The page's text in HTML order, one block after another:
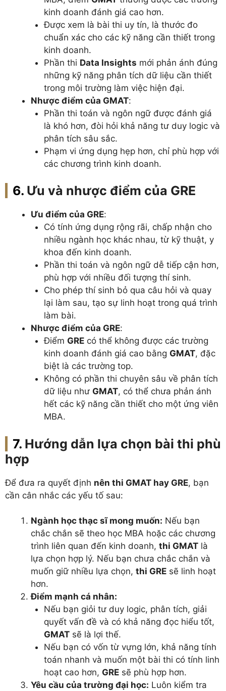
kinh doanh đánh giá cao hơn.
Được xem là bài thi uy tín, là thước đo
chuẩn xác cho các kỹ năng cần thiết trong
kinh doanh.
Phần thi Data Insights mới phản ánh đúng
những kỹ năng phân tích dữ liệu cần thiết
trong môi trường làm việc hiện đại.
Nhược điểm của GMAT:
Phần thi toán và ngôn ngữ được đánh giá
là khó hơn, đòi hỏi khả năng tư duy logic và
phân tích sâu sắc.
Phạm vi ứng dụng hẹp hơn, chỉ phù hợp với
các chương trình kinh doanh.
Ưu và nhược điểm của GRE
Ưu điểm của GRE:
Có tính ứng dụng rộng rãi, chấp nhận cho
nhiều ngành học khác nhau, từ kỹ thuật, y
khoa đến kinh doanh.
Phần thi toán và ngôn ngữ dễ tiếp cận hơn,
phù hợp với nhiều đối tượng thí sinh.
Cho phép thí sinh bỏ qua câu hỏi và quay
lại làm sau, tạo sự linh hoạt trong quá trình
làm bài.
Nhược điểm của GRE:
Điểm GREcó thể không được các trường
kinh doanh đánh giá cao bằng GMAT, đặc
biệt là các trường top.
Không có phần thi chuyên sâu về phân tích
dữ liệu như GMAT, có thể chưa phản ánh
hết các kỹ năng cần thiết cho một ứng viên
MBA.
Hướng dẫn lựa chọn bài thi phù
hợp
Để đưa ra quyết định nên thi GMAT hay GRE, bạn
cần cân nhắc các yếu tố sau:
Ngành học thạc sĩ mong muốn: Nếu bạn
chắc chắn sẽ theo học MBA hoặc các chương
trình liên quan đến kinh doanh, thi GMAT là
lựa chọn hợp lý. Nếu bạn chưa chắc chắn và
muốn giữ nhiều lựa chọn, thi GRE sẽ linh hoạt
hơn.
Điểm mạnh cá nhân:
Nếu bạn giỏi tư duy logic, phân tích, giải
quyết vấn đề và có khả năng đọc hiểu tốt,
GMATsẽ là lợi thế.
Nếu bạn có vốn từ vựng lớn, khả năng tính
toán nhanh và muốn một bài thi có tính linh
hoạt cao hơn, GREsẽ phù hợp hơn.
Yêu cầu của trường đại học: Luôn kiểm tra